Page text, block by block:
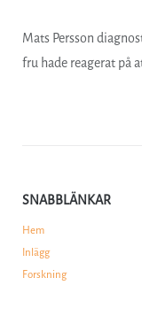
Mats Persson
fru hade reagerat på
SNABBLÄNKAR
Hem
Inlägg
Forskning